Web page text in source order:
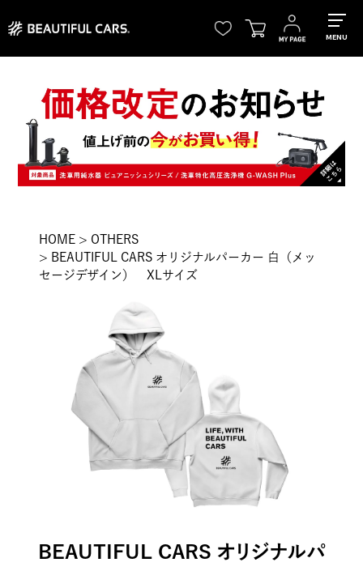
MENU
HOME
OTHERS
BEAUTIFUL CARS オリジナルパーカー 白（メッ
セージデザイン） XLサイズ
BEAUTIFUL CARS オリジナルパ